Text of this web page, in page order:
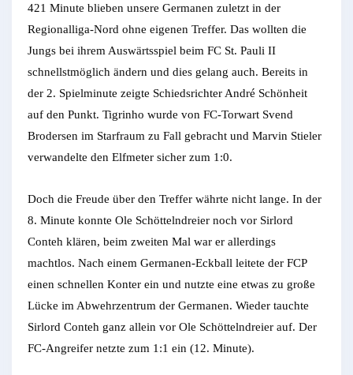
421 Minute blieben unsere Germanen zuletzt in der
Regionalliga-Nord ohne eigenen Treffer. Das wollten die
Jungs bei ihrem Auswärtsspiel beim FC St. Pauli II
schnellstmöglich ändern und dies gelang auch. Bereits in
der 2. Spielminute zeigte Schiedsrichter André Schönheit
auf den Punkt. Tigrinho wurde von FC-Torwart Svend
Brodersen im Starfraum zu Fall gebracht und Marvin Stieler
verwandelte den Elfmeter sicher zum 1:0.
Doch die Freude über den Treffer währte nicht lange. In der
8. Minute konnte Ole Schöttelndreier noch vor Sirlord
Conteh klären, beim zweiten Mal war er allerdings
machtlos. Nach einem Germanen-Eckball leitete der FCP
einen schnellen Konter ein und nutzte eine etwas zu große
Lücke im Abwehrzentrum der Germanen. Wieder tauchte
Sirlord Conteh ganz allein vor Ole Schöttelndreier auf. Der
FC-Angreifer netzte zum 1:1 ein (12. Minute).